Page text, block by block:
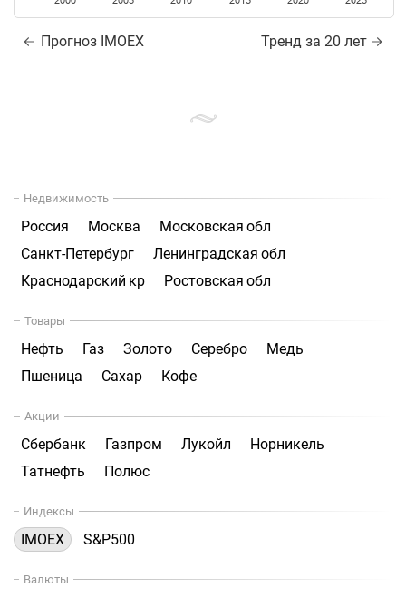
Прогноз IMOEX Тренд за 20 лет
Недвижимость
Россия Москва
Московская обл
Санкт-Петербург
Ленинградская обл
Краснодарский кр
Ростовская обл
Товары
Нефть Газ Золото Серебро
Медь
Пшеница
Сахар Кофе
Акции
Сбербанк Газпром Лукойл
Норникель
Татнефть
Полюс
Индексы
IMOEX S&P500
Валюты